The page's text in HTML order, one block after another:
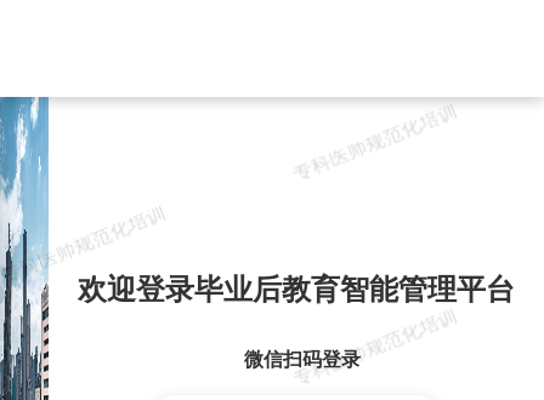
欢迎登录毕业后教育智能管理平台
微信扫码登录